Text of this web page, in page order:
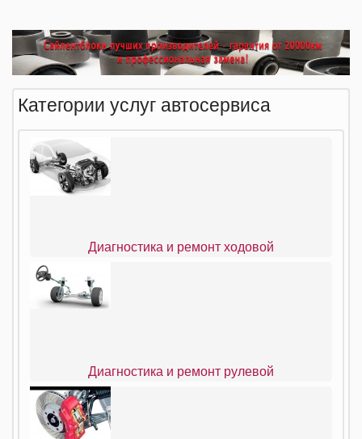
Категории услуг автосервиса
Диагностика и ремонт ходовой
Диагностика и ремонт рулевой